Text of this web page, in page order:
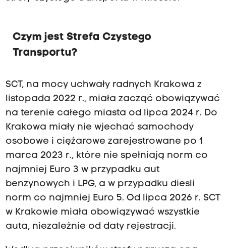
Czym jest Strefa Czystego
Transportu?
SCT, na mocy uchwały radnych Krakowa z
listopada 2022 r., miała zacząć obowiązywać
na terenie całego miasta od lipca 2024 r. Do
Krakowa miały nie wjechać samochody
osobowe i ciężarowe zarejestrowane po 1
marca 2023 r., które nie spełniają norm co
najmniej Euro 3 w przypadku aut
benzynowych i LPG, a w przypadku diesli
norm co najmniej Euro 5. Od lipca 2026 r. SCT
w Krakowie miała obowiązywać wszystkie
auta, niezależnie od daty rejestracji.
f
i
e
z
e
w
z
g
l
ę
d